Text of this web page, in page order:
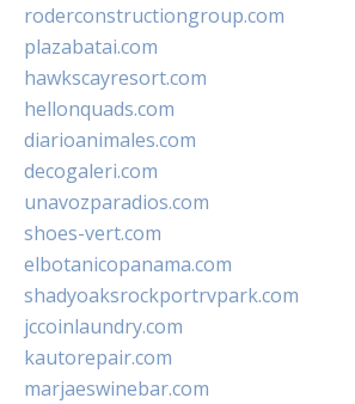
roderconstructiongroup.com
plazabatai.com
hawkscayresort.com
hellonquads.com
diarioanimales.com
decogaleri.com
unavozparadios.com
shoes-vert.com
elbotanicopanama.com
shadyoaksrockportrvpark.com
jccoinlaundry.com
kautorepair.com
marjaeswinebar.com